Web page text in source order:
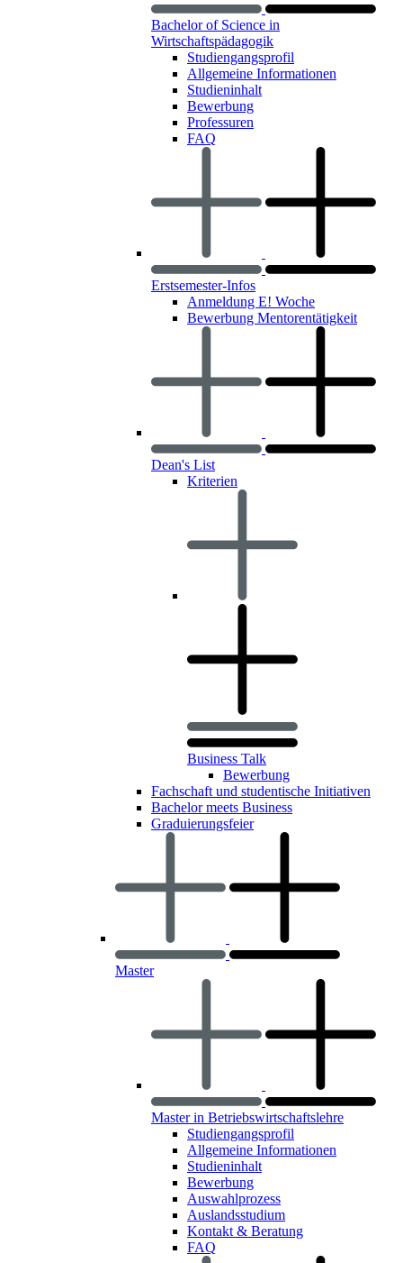
Bachelor of Science in
Wirtschaftspädagogik
Studiengangsprofil
Allgemeine Informationen
Studieninhalt
Bewerbung
Professuren
FAQ
Erstsemester-Infos
Anmeldung E! Woche
Bewerbung Mentorentätigkeit
Dean's List
Kriterien
Business Talk
Bewerbung
Fachschaft und studentische Initiativen
Bachelor meets Business
Graduierungsfeier
Master
Master in Betriebswirtschaftslehre
Studiengangsprofil
Allgemeine Informationen
Studieninhalt
Bewerbung
Auswahlprozess
Auslandsstudium
Kontakt & Beratung
FAQ